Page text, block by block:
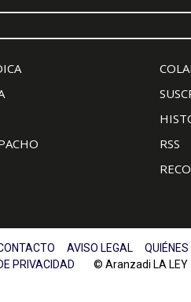
RSS
AVISO LEGAL
PRIVACIDAD © Aranzadi LA LEY